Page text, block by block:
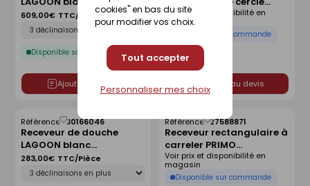
cookies" en bas du site
pour modifier vos choix.
Tout accepter
Personnaliser mes choix
x 90 cm
Disponible sous 10 jours
609,00€ TTC/Pièce
Ajouter au devis
ARKITEKT en grès blanc -
90x90cm
Disponible sur commande
Voir prix et disponibilité en
magasin
Ajouter au devis
Receveur de douche
LAGOON blanc
antidérapant - 80 x 80
cm
Référence :30166046
283,00€ TTC/Pièce
Enregistrer
comme
liste
Receveur rectangulaire à
carreler PRIMO
polystyrène extrudé
centré haut.4cm
larg.90cm long.140cm
Référence :27588871
Disponible sur commande
Voir prix et disponibilité en
magasin
Enregistrer
comme
liste